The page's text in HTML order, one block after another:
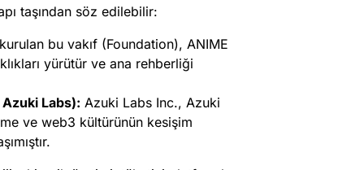
taşından söz edilebilir:
bu vakıf (Foundation), ANIME
yürütür ve ana rehberliği
Labs): Azuki Labs Inc., Azuki
ve web3 kültürünün kesişim